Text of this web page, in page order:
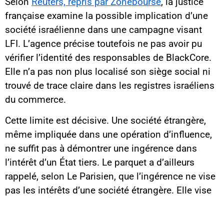
française examine la possible implication d’une
société israélienne dans une campagne visant
LFI. L’agence précise toutefois ne pas avoir pu
vérifier l’identité des responsables de BlackCore.
Elle n’a pas non plus localisé son siège social ni
trouvé de trace claire dans les registres israéliens
du commerce.
Cette limite est décisive. Une société étrangère,
même impliquée dans une opération d’influence,
ne suffit pas à démontrer une ingérence dans
l’intérêt d’un État tiers. Le parquet a d’ailleurs
rappelé, selon Le Parisien, que l’ingérence ne vise
pas les intérêts d’une société étrangère. Elle vise